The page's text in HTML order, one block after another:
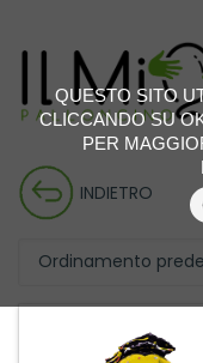
INDIETRO
QUESTO SITO
CLICCANDO SU
PER